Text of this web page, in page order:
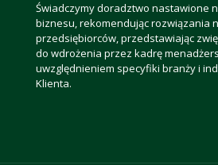
Świadczymy doradztwo nastawione
biznesu, rekomendując rozwiązania
przedsiębiorców, przedstawiając
do wdrożenia przez kadrę
uwzględnieniem specyfiki branży i
Klienta.